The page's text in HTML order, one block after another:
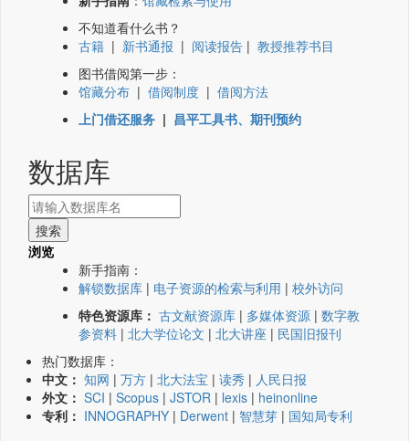
不知道看什么书？
古籍 | 新书通报 | 阅读报告 | 教授推荐书目
图书借阅第一步：
馆藏分布 | 借阅制度 | 借阅方法
上门借还服务 | 昌平工具书、期刊预约
数据库
浏览
新手指南：
解锁数据库 | 电子资源的检索与利用 | 校外访问
特色资源库： 古文献资源库 | 多媒体资源 | 数字教
参资料 | 北大学位论文 | 北大讲座 | 民国旧报刊
热门数据库：
中文： 知网 | 万方 | 北大法宝 | 读秀 | 人民日报
外文： SCI | Scopus | JSTOR | lexis | heinonline
专利： INNOGRAPHY | Derwent | 智慧芽 | 国知局专利